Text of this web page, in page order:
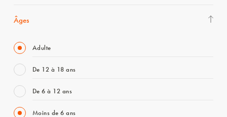
Âges
Adulte
De 12 à 18 ans
De 6 à 12 ans
Moins de 6 ans